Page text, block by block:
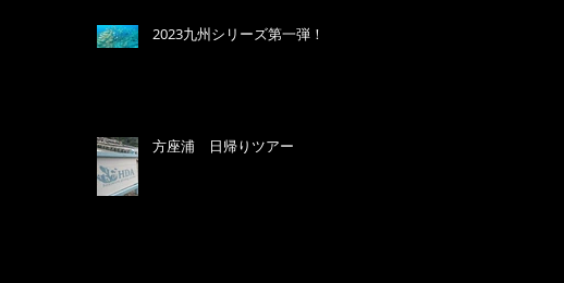
2023九州シリーズ第一弾！
方座浦 日帰りツアー